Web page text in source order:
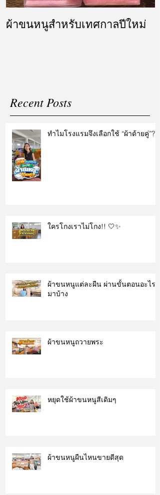
ผ้าขนหนูสำหรับเทศกาลปีใหม่
Recent Posts
ทำไมโรงแรมจึงเลือกใช้ “ผ้าด้ายคู่”?
ใครโกงเราไม่โกง!! 🤍✨
ผ้าขนหนูแต่ละผืน ผ่านขั้นตอนอะไร
มาบ้าง
ผ้าขนหนูถวายพระ
หยุดใช้ผ้าขนหนูสีเดิมๆ
ผ้าขนหนูผืนไหนขายดีสุด